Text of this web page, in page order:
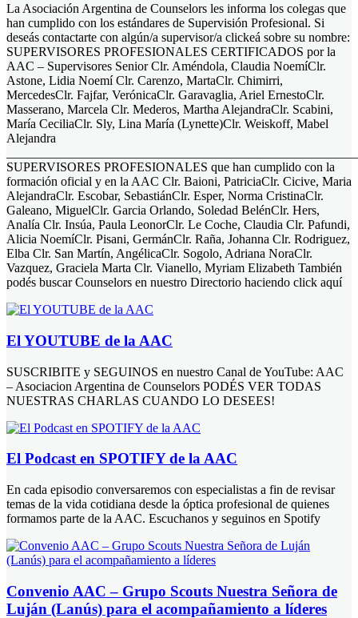
La Asociación Argentina de Counselors les informa los colegas que
han cumplido con los estándares de Supervisión Profesional. Si
deseás contactarte con algún/a supervisor/a clickeá sobre su nombre:
SUPERVISORES PROFESIONALES CERTIFICADOS por la
AAC – Supervisores Senior Clr. Améndola, Claudia NoemíClr.
Astone, Lidia Noemí Clr. Carenzo, MartaClr. Chimirri,
MercedesClr. Fajfar, VerónicaClr. Garavaglia, Ariel ErnestoClr.
Masserano, Marcela Clr. Mederos, Martha AlejandraClr. Scabini,
María CeciliaClr. Sly, Lina María (Lynette)Clr. Weiskoff, Mabel
Alejandra
SUPERVISORES PROFESIONALES que han cumplido con la
formación oficial y en la AAC Clr. Baioni, PatriciaClr. Cicive, Maria
AlejandraClr. Escobar, SebastiánClr. Esper, Norma CristinaClr.
Galeano, MiguelClr. Garcia Orlando, Soledad BelénClr. Hers,
Analía Clr. Insúa, Paula LeonorClr. Le Coche, Claudia Clr. Pafundi,
Alicia NoemíClr. Pisani, GermánClr. Raña, Johanna Clr. Rodriguez,
Elba Clr. San Martín, AngélicaClr. Sogolo, Adriana NoraClr.
Vazquez, Graciela Marta Clr. Vianello, Myriam Elizabeth También
podés buscar Counselors en nuestro Directorio haciendo click aquí
El YOUTUBE de la AAC
SUSCRIBITE y SEGUINOS en nuestro Canal de YouTube: AAC
– Asociacion Argentina de Counselors PODÉS VER TODAS
NUESTRAS CHARLAS CUANDO LO DESEES!
El Podcast en SPOTIFY de la AAC
En cada episodio conversaremos con especialistas a fin de revisar
temas de la vida cotidiana desde la óptica profesional de quienes
formamos parte de la AAC. Escuchanos y seguinos en Spotify
Convenio AAC – Grupo Scouts Nuestra Señora de
Luján (Lanús) para el acompañamiento a líderes